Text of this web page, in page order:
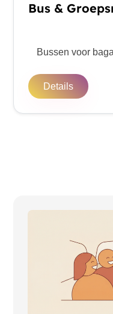
Bus &
Bussen voor
Details